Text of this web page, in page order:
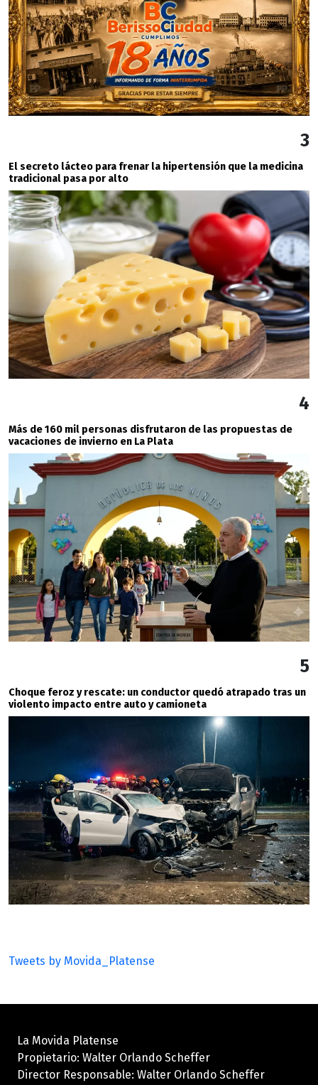
3
El secreto lácteo para frenar la hipertensión que la medicina
tradicional pasa por alto
4
Más de 160 mil personas disfrutaron de las propuestas de
vacaciones de invierno en La Plata
5
Choque feroz y rescate: un conductor quedó atrapado tras un
violento impacto entre auto y camioneta
Tweets by Movida_Platense
La Movida Platense
Propietario: Walter Orlando Scheffer
Director Responsable: Walter Orlando Scheffer